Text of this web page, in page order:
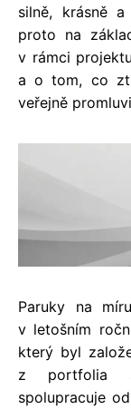
silně, krásně a
proto na
v rámci
a o tom, co
veřejně
Paruky na
v letošním
který byl
z portfolia
spolupracuje